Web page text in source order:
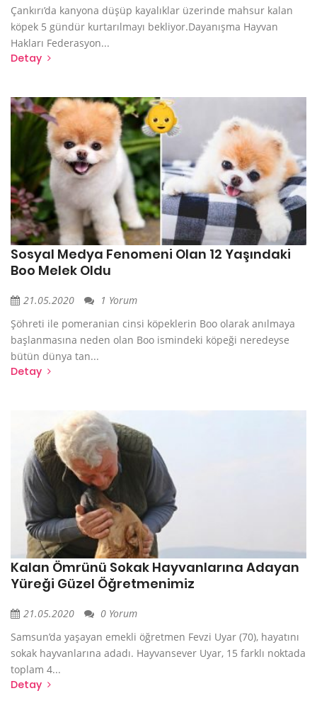
Çankırı’da kanyona düşüp kayalıklar üzerinde mahsur kalan
köpek 5 gündür kurtarılmayı bekliyor.Dayanışma Hayvan
Hakları Federasyon...
Detay
Sosyal Medya Fenomeni Olan 12 Yaşındaki
Boo Melek Oldu
21.05.2020
1 Yorum
Şöhreti ile pomeranian cinsi köpeklerin Boo olarak anılmaya
başlanmasına neden olan Boo ismindeki köpeği neredeyse
bütün dünya tan...
Detay
Kalan Ömrünü Sokak Hayvanlarına Adayan
Yüreği Güzel Öğretmenimiz
21.05.2020
0 Yorum
Samsun’da yaşayan emekli öğretmen Fevzi Uyar (70), hayatını
sokak hayvanlarına adadı. Hayvansever Uyar, 15 farklı noktada
toplam 4...
Detay